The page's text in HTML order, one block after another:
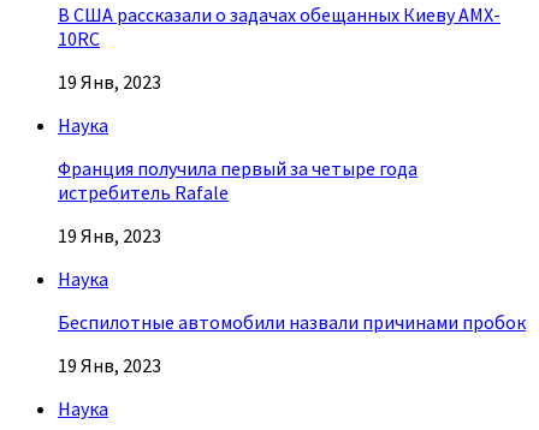
В США рассказали о задачах обещанных Киеву AMX-
10RC
19 Янв, 2023
Наука
Франция получила первый за четыре года
истребитель Rafale
19 Янв, 2023
Наука
Беспилотные автомобили назвали причинами пробок
19 Янв, 2023
Наука